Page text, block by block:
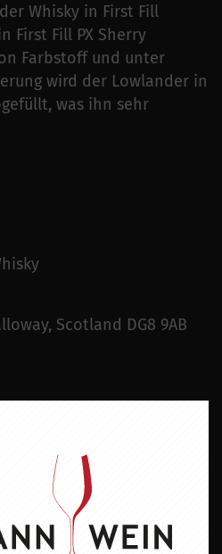
Whisky in First Fill
First Fill PX Sherry
Farbstoff und unter
wird der Lowlander in
was ihn sehr
Scotland DG8 9AB